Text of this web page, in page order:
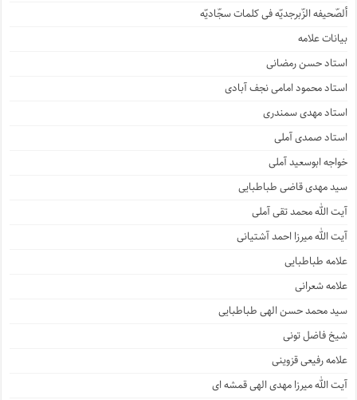
ألصّحیفه الزّبرجدیّه فی کلمات سجّادیّه
بیانات علامه
استاد حسن رمضانی
استاد محمود امامی نجف آبادی
استاد مهدی سمندری
استاد صمدی آملی
خواجه ابوسعید آملی
سید مهدی قاضی طباطبایی
آیت الله محمد تقی آملی
آیت الله میرزا احمد آشتیانی
علامه طباطبایی
علامه شعرانی
سید محمد حسن الهی طباطبایی
شیخ فاضل تونی
علامه رفیعی قزوینی
آیت الله میرزا مهدی الهی قمشه ای